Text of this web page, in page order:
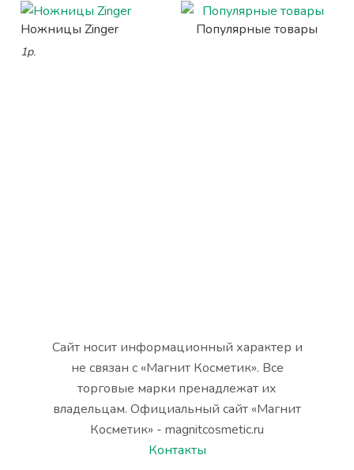
Ножницы Zinger
1р.
Популярные товары
Сайт носит информационный характер и
не связан с «Магнит Косметик». Все
торговые марки пренадлежат их
владельцам. Официальный сайт «Магнит
Косметик» - magnitcosmetic.ru
Контакты